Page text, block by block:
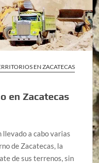
EN ZACATECAS
en Zacatecas
llevado a cabo varias
de Zacatecas, la
de sus terrenos, sin